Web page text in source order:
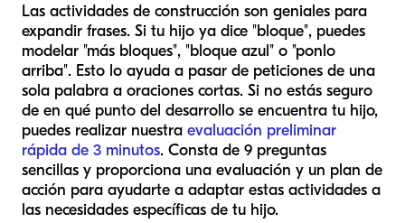
Las actividades de construcción son geniales para
expandir frases. Si tu hijo ya dice "bloque", puedes
modelar "más bloques", "bloque azul" o "ponlo
arriba". Esto lo ayuda a pasar de peticiones de una
sola palabra a oraciones cortas. Si no estás seguro
de en qué punto del desarrollo se encuentra tu hijo,
puedes realizar nuestra evaluación preliminar
rápida de 3 minutos. Consta de 9 preguntas
sencillas y proporciona una evaluación y un plan de
acción para ayudarte a adaptar estas actividades a
las necesidades específicas de tu hijo.